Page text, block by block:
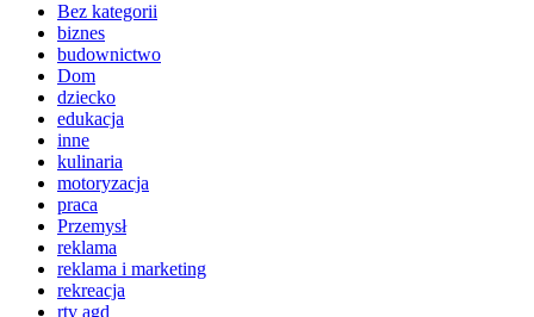
Bez kategorii
biznes
budownictwo
Dom
dziecko
edukacja
inne
kulinaria
motoryzacja
praca
Przemysł
reklama
reklama i marketing
rekreacja
rtv agd